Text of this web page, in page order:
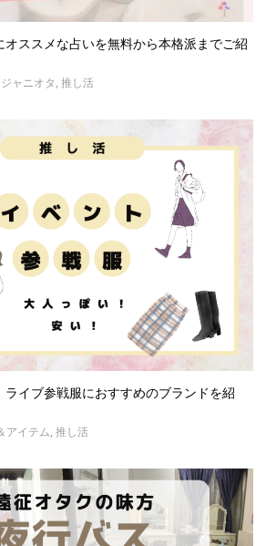
ススメな占いを無料から本格派までご紹
ジャニオタ, 推し活
ライブ参戦服におすすめのブランドを紹
アイテム, 推し活